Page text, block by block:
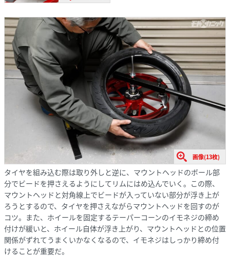
画像(13枚)
タイヤを組み込む際は取り外しと逆に、マウントヘッドのボール部
分でビードを押さえるようにしてリムにはめ込んでいく。この際、
マウントヘッドと対角線上でビードが入っていない部分が浮き上が
ろうとするので、タイヤを押さえながらマウントヘッドを回すのが
コツ。また、ホイールを固定するテーパーコーンのイモネジの締め
付けが緩いと、ホイール自体が浮き上がり、マウントヘッドとの位置
関係がずれてうまくいかなくなるので、イモネジはしっかり締め付
けることが重要だ。